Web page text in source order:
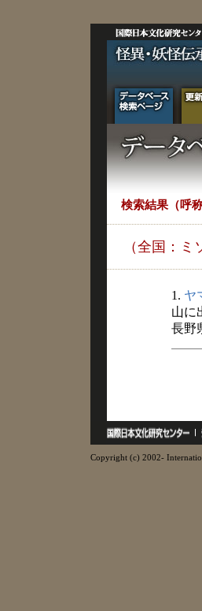
検索結果（呼称
（全国：ミ
1. ヤ
山に
長野
Copyright (c) 2002-